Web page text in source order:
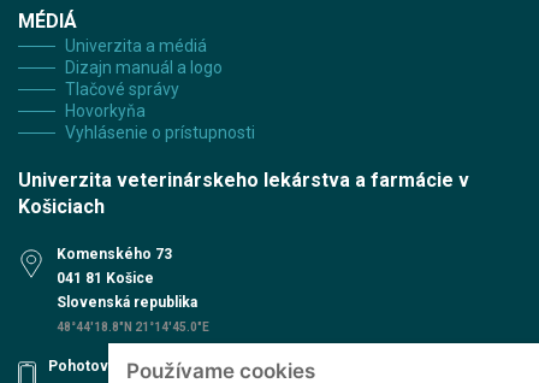
Používame cookies
MÉDIÁ
Univerzita a médiá
Dizajn manuál a logo
Tlačové správy
Hovorkyňa
Vyhlásenie o prístupnosti
Univerzita veterinárskeho lekárstva a farmácie v
Košiciach
Komenského 73
041 81 Košice
Slovenská republika
48°44'18.8"N 21°14'45.0"E
Pohotovosť UVN